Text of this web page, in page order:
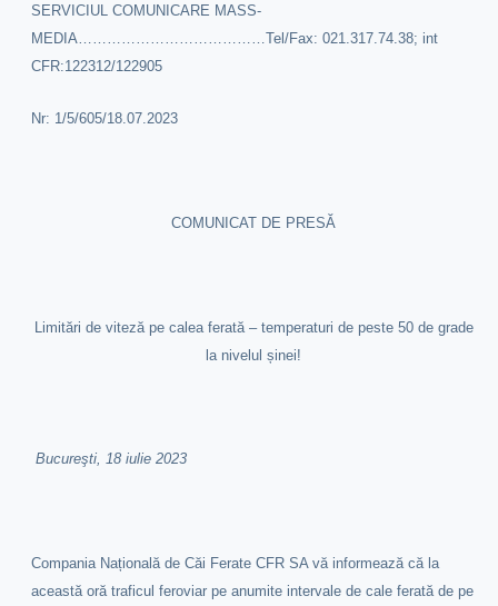
SERVICIUL COMUNICARE MASS-
MEDIA…………………………………Tel/Fax: 021.317.74.38; int
CFR:122312/122905
Nr: 1/5/605/18.07.2023
COMUNICAT DE PRESĂ
Limitări de viteză pe calea ferată – temperaturi de peste 50 de grade
la nivelul șinei!
Bucureşti, 18 iulie 2023
Compania Națională de Căi Ferate CFR SA vă informează că la
această oră traficul feroviar pe anumite intervale de cale ferată de pe